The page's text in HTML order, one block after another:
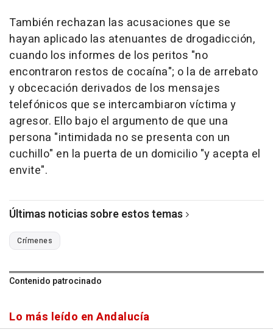
También rechazan las acusaciones que se
hayan aplicado las atenuantes de drogadicción,
cuando los informes de los peritos "no
encontraron restos de cocaína"; o la de arrebato
y obcecación derivados de los mensajes
telefónicos que se intercambiaron víctima y
agresor. Ello bajo el argumento de que una
persona "intimidada no se presenta con un
cuchillo" en la puerta de un domicilio "y acepta el
envite".
Últimas noticias sobre estos temas
Crímenes
Contenido patrocinado
Lo más leído en Andalucía